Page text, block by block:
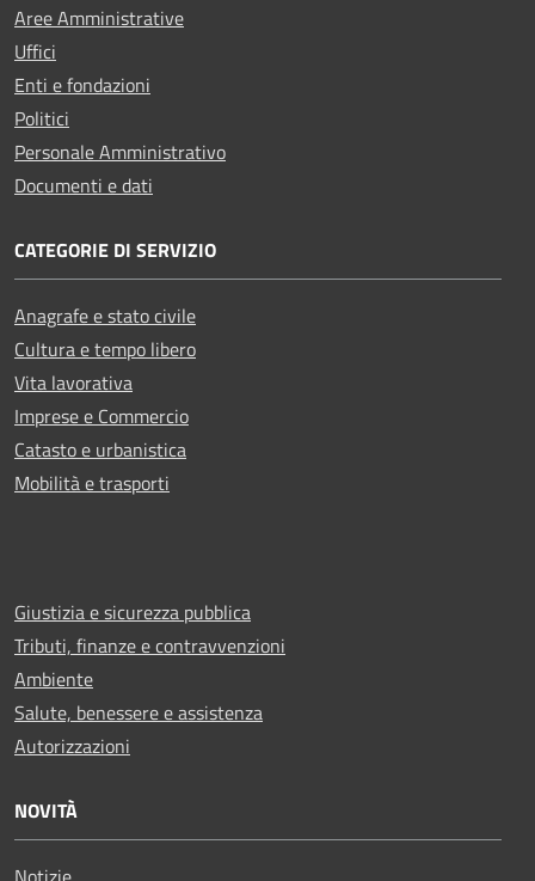
Aree Amministrative
Uffici
Enti e fondazioni
Politici
Personale Amministrativo
Documenti e dati
CATEGORIE DI SERVIZIO
Anagrafe e stato civile
Cultura e tempo libero
Vita lavorativa
Imprese e Commercio
Catasto e urbanistica
Mobilità e trasporti
Giustizia e sicurezza pubblica
Tributi, finanze e contravvenzioni
Ambiente
Salute, benessere e assistenza
Autorizzazioni
NOVITÀ